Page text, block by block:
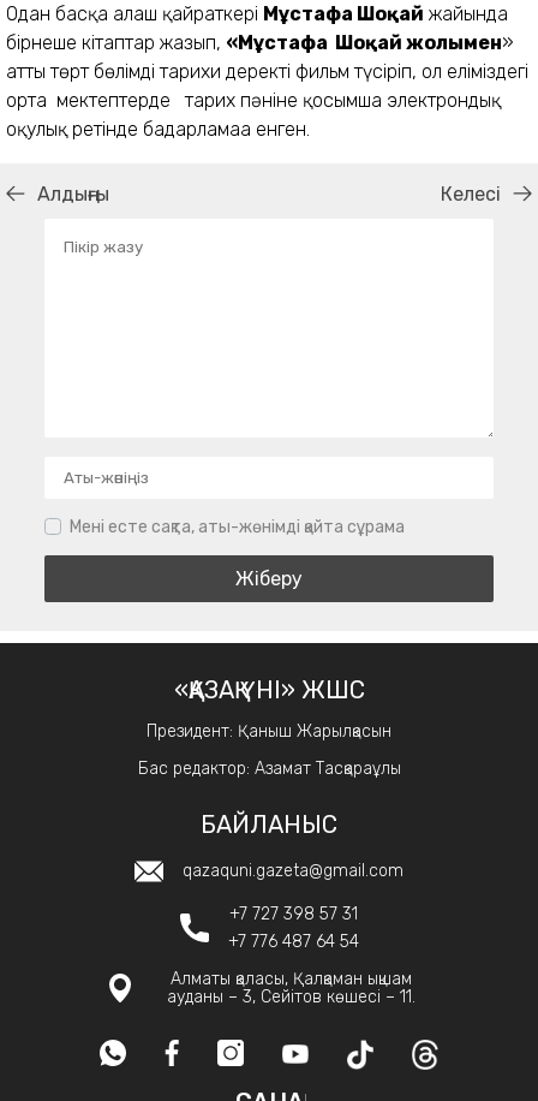
Одан басқа алаш қайраткері Мұстафа Шоқай жайында
бірнеше кітаптар жазып, «Мұстафа Шоқай жолымен»
атты төрт бөлімді тарихи деректі фильм түсіріп, ол еліміздегі
орта мектептерде тарих пәніне қосымша электрондық
оқулық ретінде бағдарламаға енген.
Алдыңғы Келесі
Мені есте сақта, аты-жөнімді қайта сұрама
«ҚАЗАҚ ҮНІ» ЖШС
Президент: Қаныш Жарылқасын
Бас редактор: Азамат Тасқараұлы
БАЙЛАНЫС
qazaquni.gazeta@gmail.com
+7 727 398 57 31
+7 776 487 64 54
Алматы қаласы, Қалқаман ықшам
ауданы – 3, Сейітов көшесі – 11.